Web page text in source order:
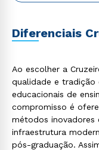
Diferenciais
Ao escolher a
qualidade e tradição
educacionais de
compromisso é
métodos inovadores
infraestrutura
pós-graduação.